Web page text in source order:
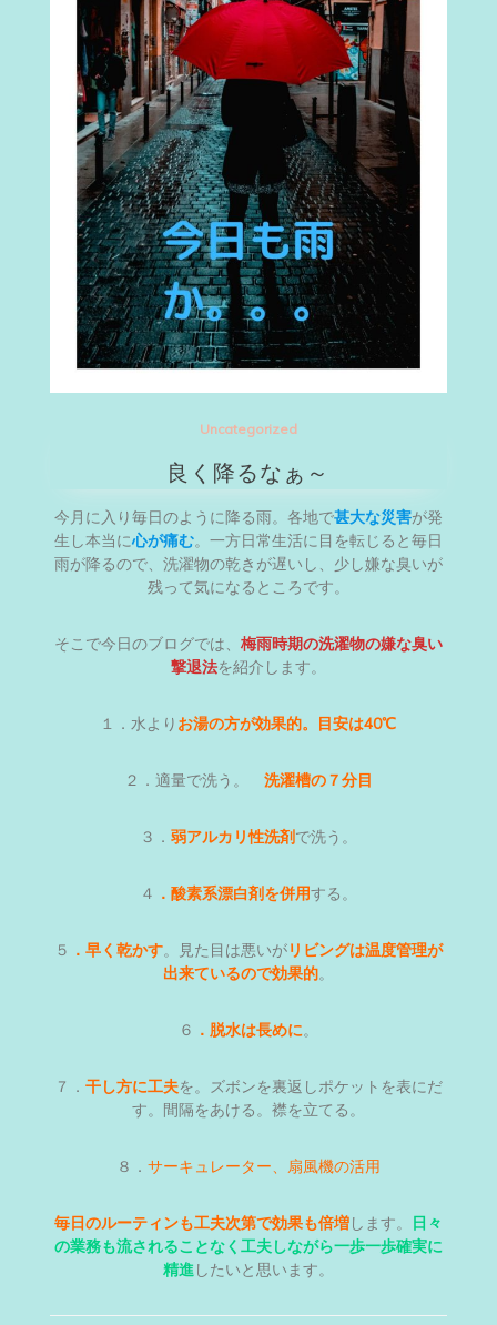
Uncategorized
良く降るなぁ～
今月に入り毎日のように降る雨。各地で甚大な災害が発
生し本当に心が痛む。一方日常生活に目を転じると毎日
雨が降るので、洗濯物の乾きが遅いし、少し嫌な臭いが
残って気になるところです。
そこで今日のブログでは、 梅雨時期の洗濯物の嫌な臭い
撃退法を紹介します。
１．水より お湯の方が効果的。目安は40℃
２．適量で洗う。 洗濯槽の７分目
３． 弱アルカリ性洗剤で洗う。
４ ．酸素系漂白剤を併用する。
５ ．早く乾かす。見た目は悪いがリビングは温度管理が
出来ているので効果的。
６ ．脱水は長めに。
７． 干し方に工夫を。ズボンを裏返しポケットを表にだ
す。間隔をあける。襟を立てる。
８． サーキュレーター、扇風機の活用
毎日のルーティンも工夫次第で効果も倍増します。
日々
の業務も流されることなく工夫しながら一歩一歩確実に
精進したいと思います。